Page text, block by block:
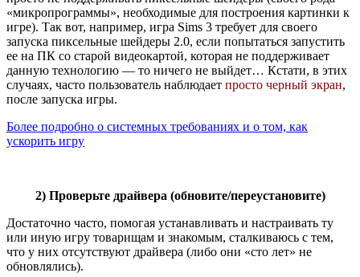
«микропрограммы», необходимые для построения картинки к
игре). Так вот, например, игра Sims 3 требует для своего
запуска пиксельные шейдеры 2.0, если попытаться запустить
ее на ПК со старой видеокартой, которая не поддерживает
данную технологию — то ничего не выйдет… Кстати, в этих
случаях, часто пользователь наблюдает просто черный экран,
после запуска игры.
Более подробно о системных требованиях и о том, как
ускорить игру
2) Проверьте драйвера (обновите/переустановите)
Достаточно часто, помогая устанавливать и настраивать ту
или иную игру товарищам и знакомым, сталкиваюсь с тем,
что у них отсутствуют драйвера (либо они «сто лет» не
обновлялись).